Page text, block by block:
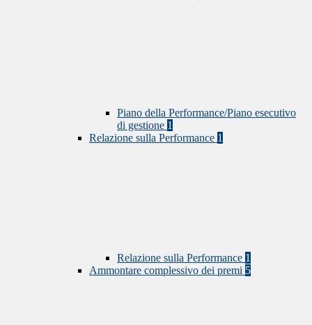
Piano della Performance/Piano esecutivo
di gestione 1
Relazione sulla Performance 1
Relazione sulla Performance 1
Ammontare complessivo dei premi 5